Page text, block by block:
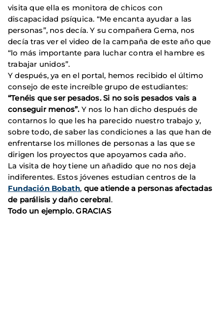
visita que ella es monitora de chicos con
discapacidad psíquica. “Me encanta ayudar a las
personas”, nos decía. Y su compañera Gema, nos
decía tras ver el video de la campaña de este año que
“lo más importante para luchar contra el hambre es
trabajar unidos”.
Y después, ya en el portal, hemos recibido el último
consejo de este increíble grupo de estudiantes:
“Tenéis que ser pesados. Si no sois pesados vais a
conseguir menos”. Y nos lo han dicho después de
contarnos lo que les ha parecido nuestro trabajo y,
sobre todo, de saber las condiciones a las que han de
enfrentarse los millones de personas a las que se
dirigen los proyectos que apoyamos cada año.
La visita de hoy tiene un añadido que no nos deja
indiferentes. Estos jóvenes estudian centros de la
Fundación Bobath, que atiende a personas afectadas
de parálisis y daño cerebral.
Todo un ejemplo. GRACIAS